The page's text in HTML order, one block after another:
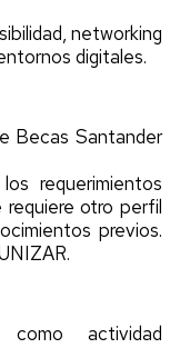
networking
digitales.
Becas Santander
requerimientos
otro perfil
previos.
como actividad